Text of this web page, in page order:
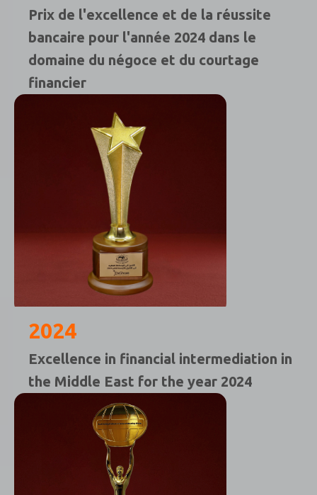
Prix de l'excellence et de la réussite
bancaire pour l'année 2024 dans le
domaine du négoce et du courtage
financier
2024
Excellence in financial intermediation in
the Middle East for the year 2024